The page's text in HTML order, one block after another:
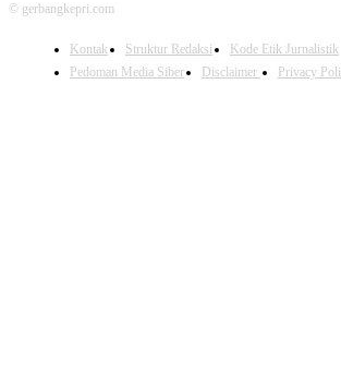
© gerbangkepri.com
Kontak Struktur Redaksi
Kode Etik Jurnalistik
Pedoman Media Siber
Disclaimer Privacy